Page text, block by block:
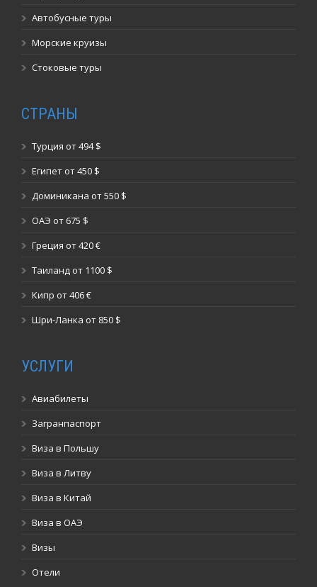
Автобусные туры
Морские круизы
Стоковые туры
СТРАНЫ
Турция от 494 $
Египет от 450 $
Доминикана от 550 $
ОАЭ от 675 $
Греция от 420 €
Таиланд от 1100 $
Кипр от 406 €
Шри-Ланка от 850 $
УСЛУГИ
Авиабилеты
Загранпаспорт
Виза в Польшу
Виза в Литву
Виза в Китай
Виза в ОАЭ
Визы
Отели